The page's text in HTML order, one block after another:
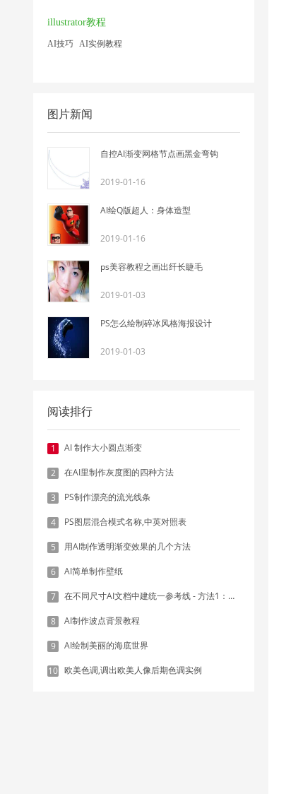
illustrator教程
AI技巧 AI实例教程
图片新闻
自控AI渐变网格节点画黑金弯钩
2019-01-16
AI绘Q版超人：身体造型
2019-01-16
ps美容教程之画出纤长睫毛
2019-01-03
PS怎么绘制碎冰风格海报设计
2019-01-03
阅读排行
1 AI 制作大小圆点渐变
2 在AI里制作灰度图的四种方法
3 PS制作漂亮的流光线条
4 PS图层混合模式名称,中英对照表
5 用AI制作透明渐变效果的几个方法
6 AI简单制作壁纸
7 在不同尺寸AI文档中建统一参考线 - 方法1：对齐和分布
8 AI制作波点背景教程
9 AI绘制美丽的海底世界
10 欧美色调,调出欧美人像后期色调实例